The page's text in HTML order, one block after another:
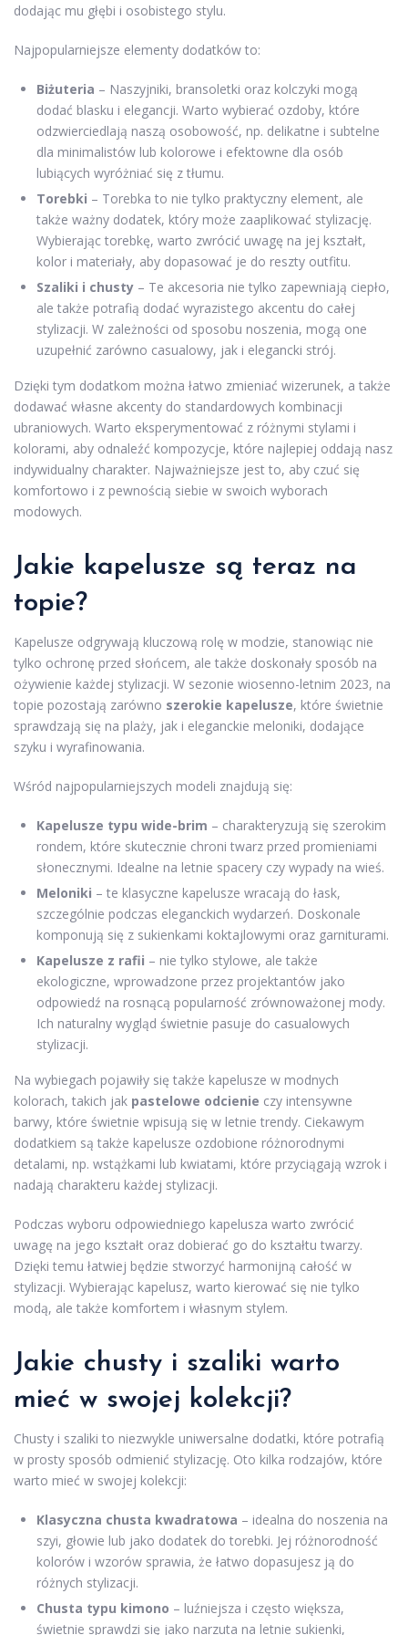
dodając mu głębi i osobistego stylu.
Najpopularniejsze elementy dodatków to:
Biżuteria – Naszyjniki, bransoletki oraz kolczyki mogą
dodać blasku i elegancji. Warto wybierać ozdoby, które
odzwierciedlają naszą osobowość, np. delikatne i subtelne
dla minimalistów lub kolorowe i efektowne dla osób
lubiących wyróżniać się z tłumu.
Torebki – Torebka to nie tylko praktyczny element, ale
także ważny dodatek, który może zaaplikować stylizację.
Wybierając torebkę, warto zwrócić uwagę na jej kształt,
kolor i materiały, aby dopasować je do reszty outfitu.
Szaliki i chusty – Te akcesoria nie tylko zapewniają ciepło,
ale także potrafią dodać wyrazistego akcentu do całej
stylizacji. W zależności od sposobu noszenia, mogą one
uzupełnić zarówno casualowy, jak i elegancki strój.
Dzięki tym dodatkom można łatwo zmieniać wizerunek, a także
dodawać własne akcenty do standardowych kombinacji
ubraniowych. Warto eksperymentować z różnymi stylami i
kolorami, aby odnaleźć kompozycje, które najlepiej oddają nasz
indywidualny charakter. Najważniejsze jest to, aby czuć się
komfortowo i z pewnością siebie w swoich wyborach
modowych.
Jakie kapelusze są teraz na
topie?
Kapelusze odgrywają kluczową rolę w modzie, stanowiąc nie
tylko ochronę przed słońcem, ale także doskonały sposób na
ożywienie każdej stylizacji. W sezonie wiosenno-letnim 2023, na
topie pozostają zarówno szerokie kapelusze, które świetnie
sprawdzają się na plaży, jak i eleganckie meloniki, dodające
szyku i wyrafinowania.
Wśród najpopularniejszych modeli znajdują się:
Kapelusze typu wide-brim – charakteryzują się szerokim
rondem, które skutecznie chroni twarz przed promieniami
słonecznymi. Idealne na letnie spacery czy wypady na wieś.
Meloniki – te klasyczne kapelusze wracają do łask,
szczególnie podczas eleganckich wydarzeń. Doskonale
komponują się z sukienkami koktajlowymi oraz garniturami.
Kapelusze z rafii – nie tylko stylowe, ale także
ekologiczne, wprowadzone przez projektantów jako
odpowiedź na rosnącą popularność zrównoważonej mody.
Ich naturalny wygląd świetnie pasuje do casualowych
stylizacji.
Na wybiegach pojawiły się także kapelusze w modnych
kolorach, takich jak pastelowe odcienie czy intensywne
barwy, które świetnie wpisują się w letnie trendy. Ciekawym
dodatkiem są także kapelusze ozdobione różnorodnymi
detalami, np. wstążkami lub kwiatami, które przyciągają wzrok i
nadają charakteru każdej stylizacji.
Podczas wyboru odpowiedniego kapelusza warto zwrócić
uwagę na jego kształt oraz dobierać go do kształtu twarzy.
Dzięki temu łatwiej będzie stworzyć harmonijną całość w
stylizacji. Wybierając kapelusz, warto kierować się nie tylko
modą, ale także komfortem i własnym stylem.
Jakie chusty i szaliki warto
mieć w swojej kolekcji?
Chusty i szaliki to niezwykle uniwersalne dodatki, które potrafią
w prosty sposób odmienić stylizację. Oto kilka rodzajów, które
warto mieć w swojej kolekcji:
Klasyczna chusta kwadratowa – idealna do noszenia na
szyi, głowie lub jako dodatek do torebki. Jej różnorodność
kolorów i wzorów sprawia, że łatwo dopasujesz ją do
różnych stylizacji.
Chusta typu kimono – luźniejsza i często większa,
świetnie sprawdzi się jako narzuta na letnie sukienki,